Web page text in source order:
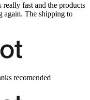
fast and the products
again. The shipping to
recomended